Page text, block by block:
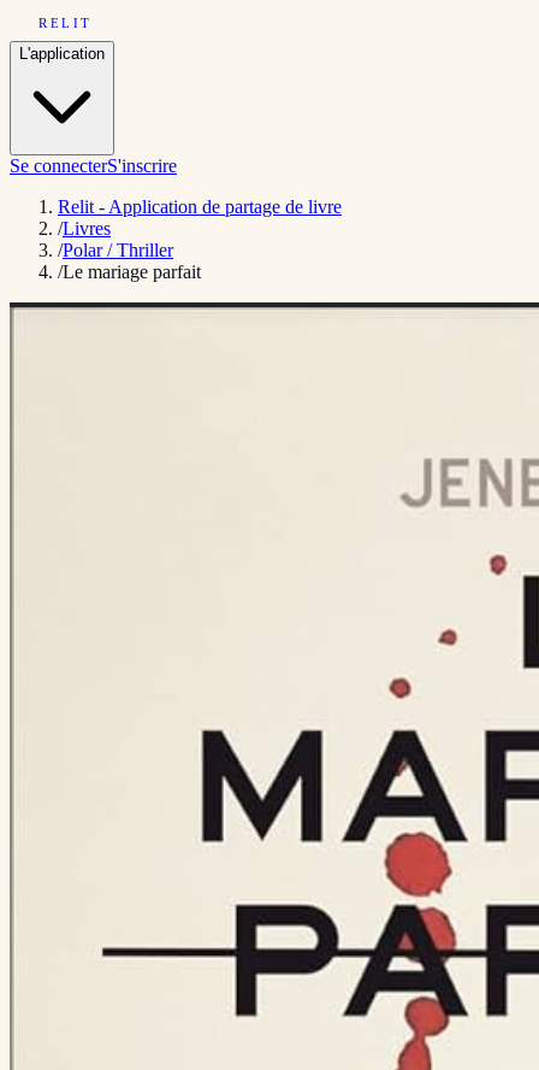
RELIT
L'application
Se connecterS'inscrire
Relit - Application de partage de livre
/Livres
/Polar / Thriller
/Le mariage parfait